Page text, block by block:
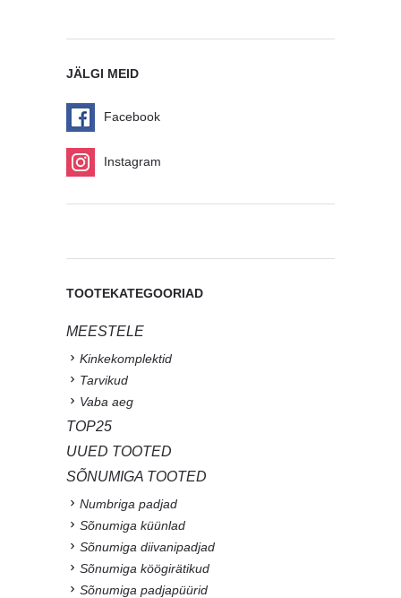
JÄLGI MEID
Facebook
Instagram
TOOTEKATEGOORIAD
MEESTELE
Kinkekomplektid
Tarvikud
Vaba aeg
TOP25
UUED TOOTED
SÕNUMIGA TOOTED
Numbriga padjad
Sõnumiga küünlad
Sõnumiga diivanipadjad
Sõnumiga köögirätikud
Sõnumiga padjapüürid